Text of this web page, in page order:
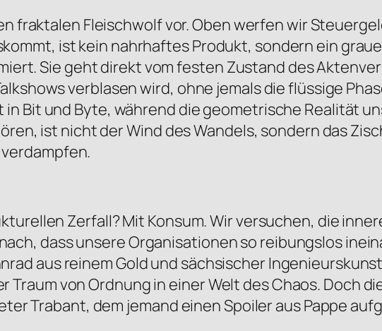
fraktalen Fleischwolf vor. Oben werfen wir
ist kein nahrhaftes Produkt, sondern ein
Sie geht direkt vom festen Zustand des
verblasen wird, ohne jemals die flüssige
Bit und Byte, während die geometrische Realität
ist nicht der Wind des Wandels, sondern das
Zerfall? Mit Konsum. Wir versuchen, die
dass unsere Organisationen so reibungslos
aus reinem Gold und sächsischer
von Ordnung in einer Welt des Chaos. Doch
Trabant, dem jemand einen Spoiler aus Pappe